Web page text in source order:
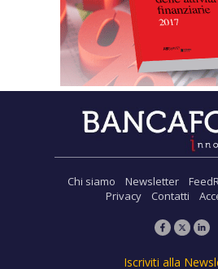
Chi siamo Newsletter
Privacy
Contatti
Iscriviti alla